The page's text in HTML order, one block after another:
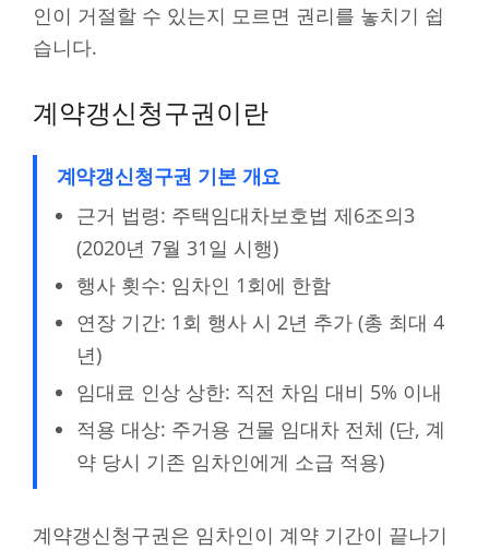
인이 거절할 수 있는지 모르면 권리를 놓치기 쉽
습니다.
계약갱신청구권이란
계약갱신청구권 기본 개요
근거 법령: 주택임대차보호법 제6조의3
(2020년 7월 31일 시행)
행사 횟수: 임차인 1회에 한함
연장 기간: 1회 행사 시 2년 추가 (총 최대 4
년)
임대료 인상 상한: 직전 차임 대비 5% 이내
적용 대상: 주거용 건물 임대차 전체 (단, 계
약 당시 기존 임차인에게 소급 적용)
계약갱신청구권은 임차인이 계약 기간이 끝나기